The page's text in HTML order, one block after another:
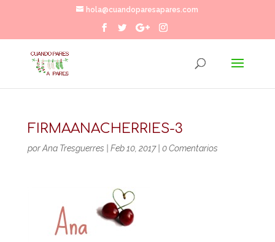
hola@cuandoparesapares.com
FIRMAANACHERRIES-3
porAna Tresguerres Feb 10, 2017| 0 Comentarios